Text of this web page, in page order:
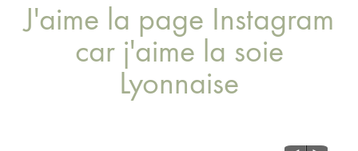
J'aime la page Instagram
car j'aime la soie
Lyonnaise